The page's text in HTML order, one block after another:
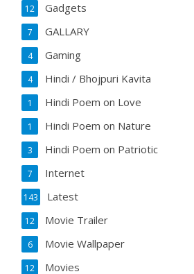
Gadgets
12
GALLARY
7
Gaming
4
Hindi / Bhojpuri Kavita
4
Hindi Poem on Love
1
Hindi Poem on Nature
1
Hindi Poem on Patriotic
3
Internet
7
Latest
143
Movie Trailer
12
Movie Wallpaper
6
Movies
12